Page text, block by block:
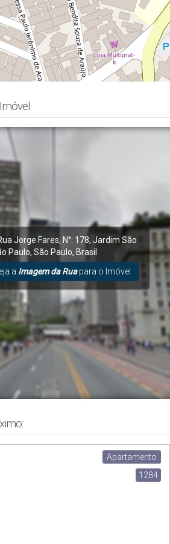
Jorge Fares, N°: 178,Jardim São
Paulo, São Paulo, Brasil
a Imagem da Ruapara o Imóvel
Apartamento
1284